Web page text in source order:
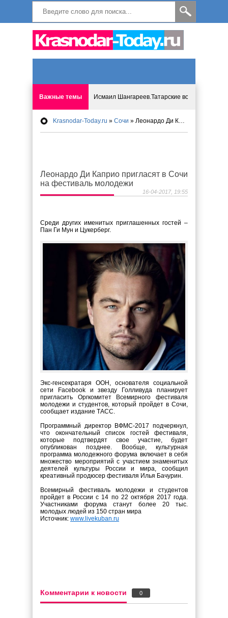
Важные темы Исмаил Шангареев.Татарские встречи на
Программа «Мир без слёз» впервые в Анапе:
Исмагил Шангареев. В поисках внутренней
Krasnodar-Today.ru » Сочи » Леонардо Ди Каприо пригласят в Сочи на фестиваль молодежи
Леонардо Ди Каприо пригласят в Сочи
на фестиваль молодежи
16-04-2017, 19:55
Среди других именитых приглашенных гостей –
Пан Ги Мун и Цукерберг.
Экс-генсекратаря ООН, основателя социальной
сети Facebook и звезду Голливуда планирует
пригласить Оргкомитет Всемирного фестиваля
молодежи и студентов, который пройдет в Сочи,
сообщает издание ТАСС.
Программный директор ВФМС-2017 подчеркнул,
что окончательный список гостей фестиваля,
которые подтвердят свое участие, будет
опубликован позднее. Вообще, культурная
программа молодежного форума включает в себя
множество мероприятий с участием знаменитых
деятелей культуры России и мира, сообщил
креативный продюсер фестиваля Илья Бачурин.
Всемирный фестиваль молодежи и студентов
пройдет в России с 14 по 22 октября 2017 года.
Участниками форума станут более 20 тыс.
молодых людей из 150 стран мира
Источник: www.livekuban.ru
Комментарии к новости 0